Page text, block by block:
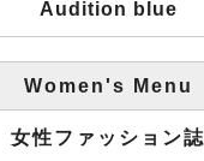
Audition blue
Women's Menu
女性ファッション誌